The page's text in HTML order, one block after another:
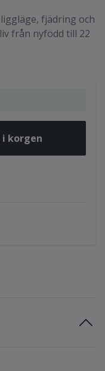
fjädring och
från nyfödd till 22
i korgen